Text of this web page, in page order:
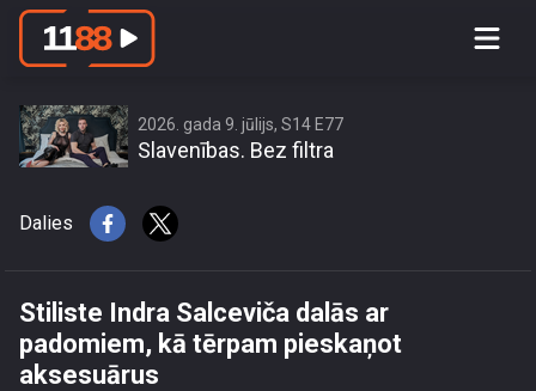
Stiliste Indra Salceviča dalās ar
2026. gada 9. jūlijs, S14 E77
Slavenības. Bez filtra
Dalies
Stiliste Indra Salceviča dalās ar
padomiem, kā tērpam pieskaņot
aksesuārus